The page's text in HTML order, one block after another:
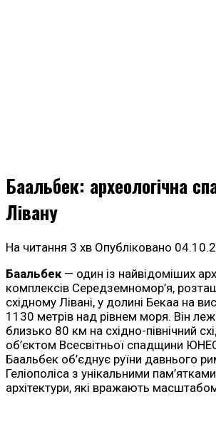
Баальбек: археологічна
Лівану
На читання 3 хв Опубліковано
Баальбек— один із найвідоміших
комплексів Середземномор’я,
східному Лівані, у долині Бекаа на
1130 метрів над рівнем моря. Він
близько 80 км на східно-північний
об’єктом Всесвітньої спадщини
Баальбек об’єднує руїни давнього
Геліополіса з унікальними
архітектури, які вражають